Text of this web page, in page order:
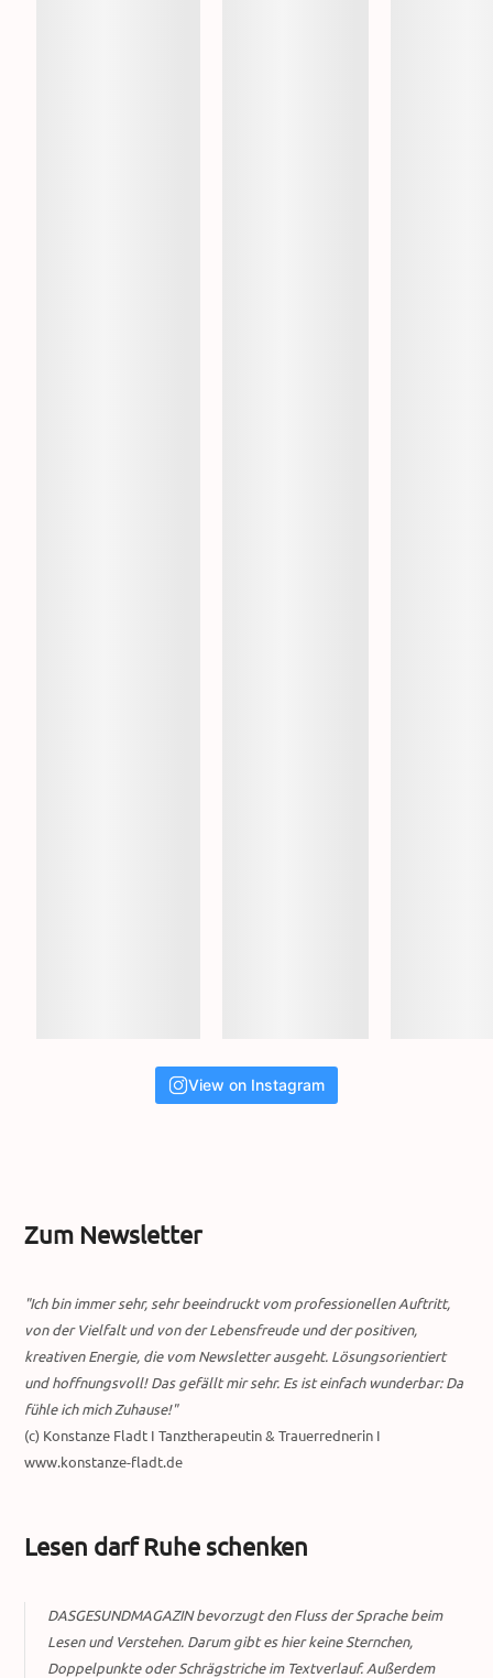
View on Instagram
Zum Newsletter
"Ich bin immer sehr, sehr beeindruckt vom professionellen Auftritt,
von der Vielfalt und von der Lebensfreude und der positiven,
kreativen Energie, die vom Newsletter ausgeht. Lösungsorientiert
und hoffnungsvoll! Das gefällt mir sehr. Es ist einfach wunderbar: Da
fühle ich mich Zuhause!"
(c) Konstanze Fladt I Tanztherapeutin & Trauerrednerin I
www.konstanze-fladt.de
Lesen darf Ruhe schenken
DASGESUNDMAGAZIN bevorzugt den Fluss der Sprache beim
Lesen und Verstehen. Darum gibt es hier keine Sternchen,
Doppelpunkte oder Schrägstriche im Textverlauf. Außerdem